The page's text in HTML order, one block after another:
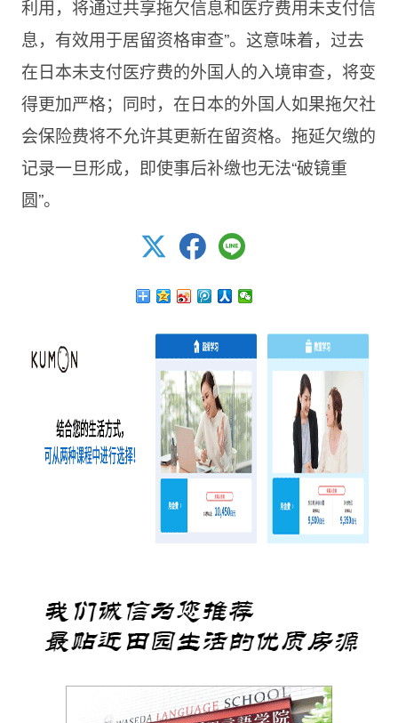
利用，将通过共享拖欠信息和医疗费用未支付信
息，有效用于居留资格审查”。这意味着，过去
在日本未支付医疗费的外国人的入境审查，将变
得更加严格；同时，在日本的外国人如果拖欠社
会保险费将不允许其更新在留资格。拖延欠缴的
记录一旦形成，即使事后补缴也无法“破镜重
圆”。